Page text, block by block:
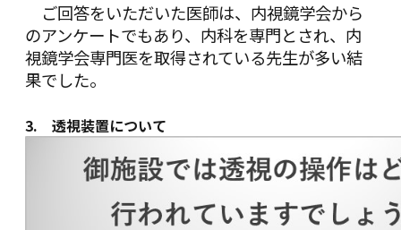
ご回答をいただいた医師は、内視鏡学会から
のアンケートでもあり、内科を専門とされ、内
視鏡学会専門医を取得されている先生が多い結
果でした。
3. 透視装置について